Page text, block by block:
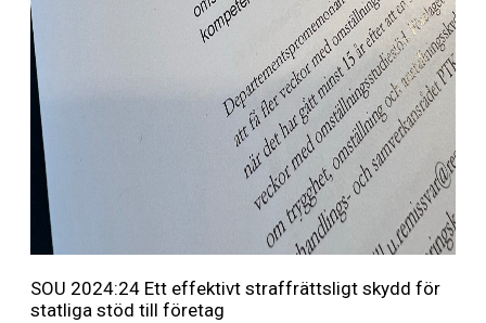
SOU 2024:24 Ett effektivt straffrättsligt skydd för
statliga stöd till företag